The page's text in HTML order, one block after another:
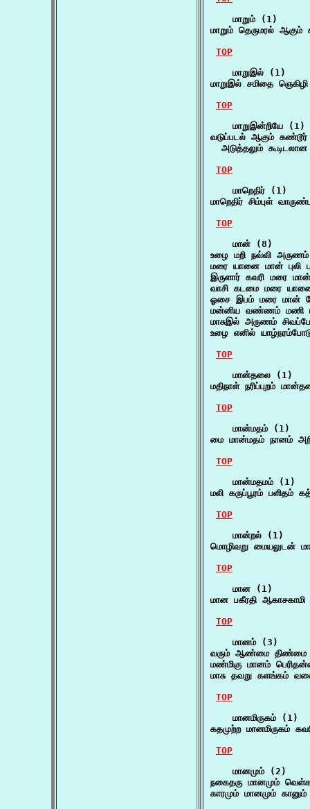
    மாறும் (1)
மாறும் தெருமரல்
TOP
    மாறுஇல் (1)
மாறுஇல் சமிதை
TOP
    மாறுஇன்றியே (1)
வடுப்படல் ஆகும்
அடுத்தலும்
TOP
    மாறெதிர் (1)
மாறெதிர் சிம்புள்
TOP
    மான் (8)
உழை மறி நவ்வி
மரை யானை மான் புலி
இருளார் கவரி மரை
வாசி கடமை மரை
ஓசை இபம் மரை மான்
மன்னிய வண்ணம் மணி
மாசுஇல் அருணம்
உழை எனில்
TOP
    மான்தலை (1)
மதிநாள் நரிப்புறம்
TOP
    மான்மதம் (1)
மை மான்மதம் நானம்
TOP
    மான்மதமம் (1)
மலி கருப்பூரம் பளிதம்
TOP
    மான்றல் (1)
மொழிவறு மையலுடன்
TOP
    மான (1)
மான பகீரதி
TOP
    மானம் (3)
வரும் ஆண்மை திண்மை
மண்மிகு மானம்
மாசு தவறு களங்கம்
TOP
    மானமிருகம் (1)
கதமுற்ற மானமிருகம்
TOP
    மானமும் (2)
நகைதரு மானமும்
காரமும் மானமும்